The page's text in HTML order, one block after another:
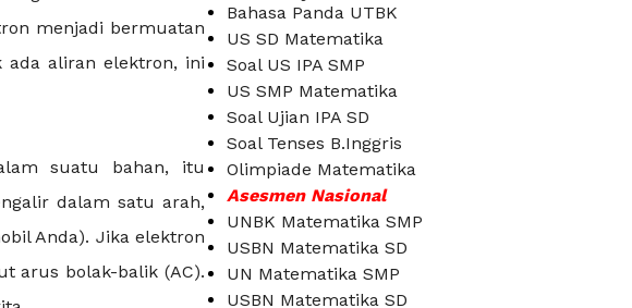
menjadi bermuatan
ada aliran elektron, ini
suatu bahan, itu
dalam satu arah,
Anda). Jika elektron
arus bolak-balik (AC).
Bahasa Panda UTBK
US SD Matematika
Soal US IPA SMP
US SMP Matematika
Soal Ujian IPA SD
Soal Tenses B.Inggris
Olimpiade Matematika
Asesmen Nasional
UNBK Matematika SMP
USBN Matematika SD
UN Matematika SMP
USBN Matematika SD